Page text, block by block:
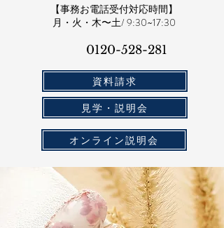
【事務お電話受付対応時間】
​月・火・木〜土/ 9:30~17:30
0120-528-281​
資料請求
見学・説明会
オンライン説明会